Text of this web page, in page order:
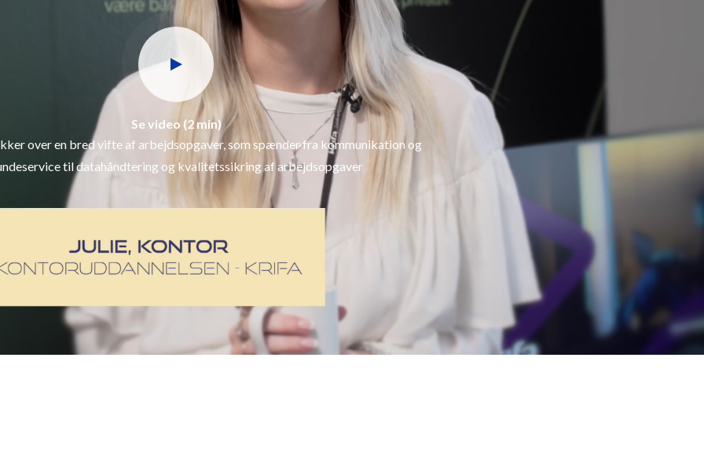
Se video (2 min)
over en bred vifte af arbejdsopgaver, som spænder fra kommunikation og
til datahåndtering og kvalitetssikring af arbejdsopgaver